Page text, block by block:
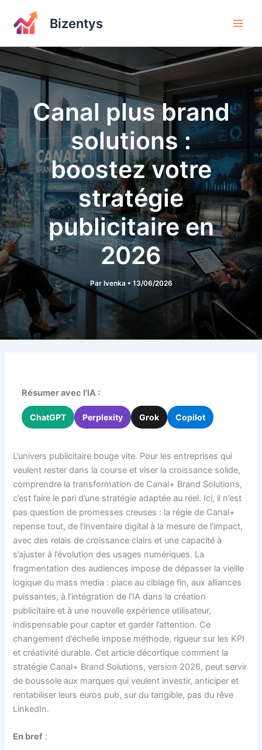
contenu
Bizentys
Canal plus brand
solutions :
boostez votre
stratégie
publicitaire en
2026
Par Ivenka • 13/06/2026
Résumer avec l'IA :
ChatGPT Perplexity Grok Copilot
L’univers publicitaire bouge vite. Pour les entreprises qui
veulent rester dans la course et viser la croissance solide,
comprendre la transformation de Canal+ Brand Solutions,
c’est faire le pari d’une stratégie adaptée au réel. Ici, il n’est
pas question de promesses creuses : la régie de Canal+
repense tout, de l’inventaire digital à la mesure de l’impact,
avec des relais de croissance clairs et une capacité à
s’ajuster à l’évolution des usages numériques. La
fragmentation des audiences impose de dépasser la vieille
logique du mass media : place au ciblage fin, aux alliances
puissantes, à l’intégration de l’IA dans la création
publicitaire et à une nouvelle expérience utilisateur,
indispensable pour capter et garder l’attention. Ce
changement d’échelle impose méthode, rigueur sur les KPI
et créativité durable. Cet article décortique comment la
stratégie Canal+ Brand Solutions, version 2026, peut servir
de boussole aux marques qui veulent investir, anticiper et
rentabiliser leurs euros pub, sur du tangible, pas du rêve
LinkedIn.
En bref :